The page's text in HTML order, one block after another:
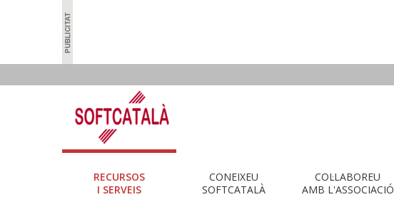
RECURSOS
I SERVEIS
CONEIXEU
SOFTCATALÀ
COL·LABOREU
AMB L'ASSOCIACIÓ